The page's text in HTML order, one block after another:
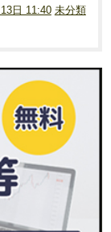
日 11:40 未分類